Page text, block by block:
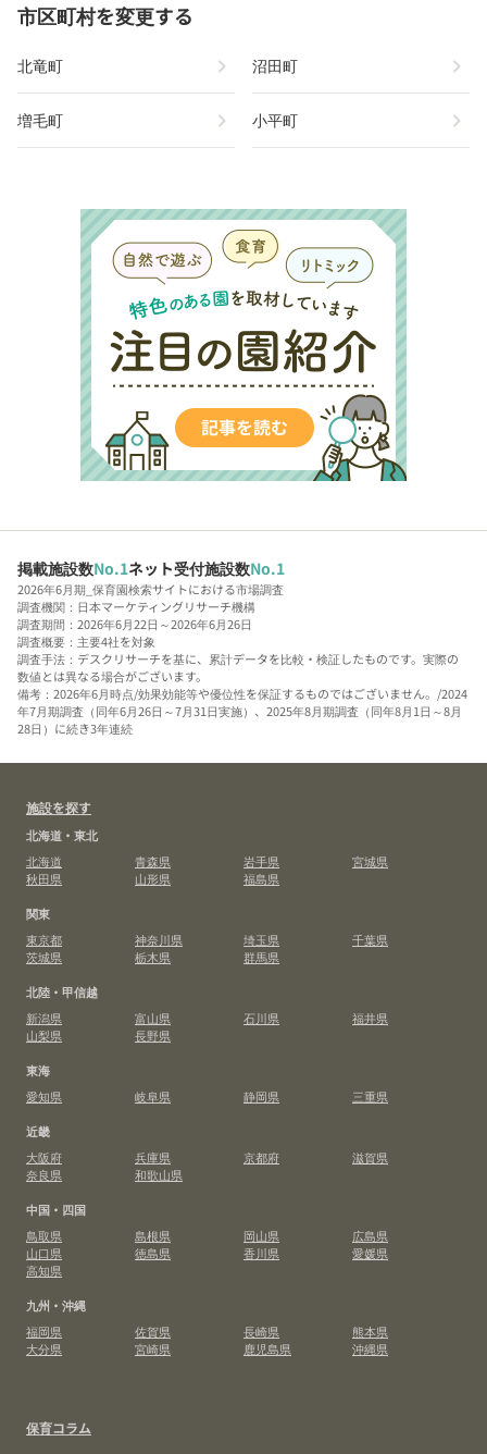
市区町村を変更する
北竜町 chevron_right 沼田町 chevron_right
増毛町 chevron_right 小平町 chevron_right
掲載施設数No.1ネット受付施設数No.1
2026年6月期_保育園検索サイトにおける市場調査
調査機関：日本マーケティングリサーチ機構
調査期間：2026年6月22日～2026年6月26日
調査概要：主要4社を対象
調査手法：デスクリサーチを基に、累計データを比較・検証したものです。実際の
数値とは異なる場合がございます。
備考：2026年6月時点/効果効能等や優位性を保証するものではございません。/2024
年7月期調査（同年6月26日～7月31日実施）、2025年8月期調査（同年8月1日～8月
28日）に続き3年連続
施設を探す
北海道・東北
北海道
青森県 岩手県
宮城県
秋田県
山形県
福島県
関東
東京都
神奈川県 埼玉県
千葉県
茨城県
栃木県
群馬県
北陸・甲信越
新潟県
富山県 石川県
福井県
山梨県
長野県
東海
愛知県
岐阜県 静岡県
三重県
近畿
大阪府
兵庫県 京都府
滋賀県
奈良県
和歌山県
中国・四国
鳥取県
島根県 岡山県
広島県
山口県
徳島県 香川県
愛媛県
高知県
九州・沖縄
福岡県
佐賀県 長崎県
熊本県
大分県
宮崎県 鹿児島県 沖縄県
保育コラム